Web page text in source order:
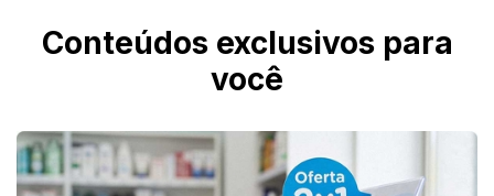
Conteúdos exclusivos para
você